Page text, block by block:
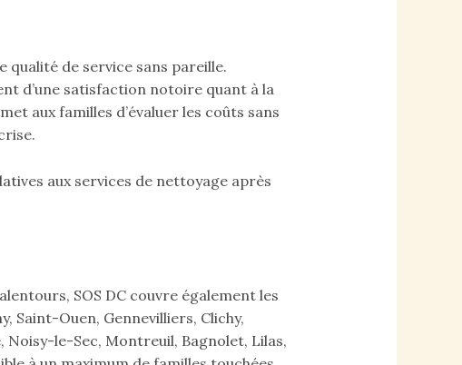
qualité de service sans pareille.
d’une satisfaction notoire quant à la
aux familles d’évaluer les coûts sans
aux services de nettoyage après
SOS DC couvre également les
Saint-Ouen, Gennevilliers, Clichy,
Noisy-le-Sec, Montreuil, Bagnolet, Lilas,